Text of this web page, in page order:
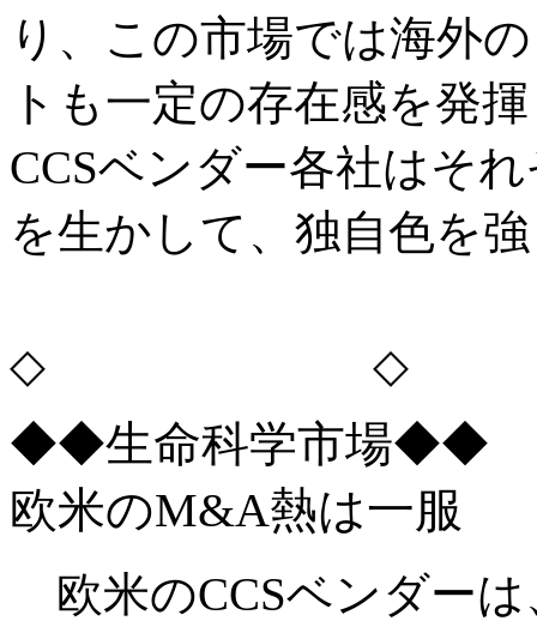
り、この市場では海外
トも一定の存在感を発
CCSベンダー各社はそ
を生かして、独自色を
◇ ◇
◆◆生命科学市場◆◆
欧米のM&A熱は一服
欧米のCCSベンダー